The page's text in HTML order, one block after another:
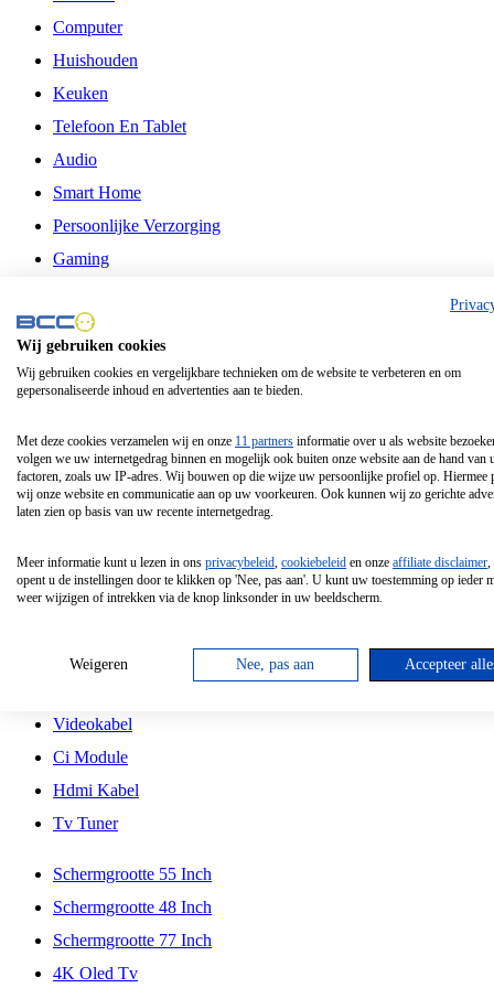
Computer
Huishouden
Keuken
Telefoon En Tablet
Audio
Smart Home
Persoonlijke Verzorging
Gaming
Philips
Schermgrootte 24 Inch
Schermgrootte 85 Inch
Schermgrootte 98 Inch
Tcl
Hd Led Tv
Antennekabel
Videokabel
Ci Module
Hdmi Kabel
Tv Tuner
Schermgrootte 55 Inch
Schermgrootte 48 Inch
Schermgrootte 77 Inch
4K Oled Tv
Wij gebruiken cookies
Wij gebruiken cookies en vergelijkbare technieken om de website te verbeteren en om
gepersonaliseerde inhoud en advertenties aan te bieden.
Met deze cookies verzamelen wij en onze 11 partners informatie over u als website
volgen we uw internetgedrag binnen en mogelijk ook buiten onze website aan de hand van
factoren, zoals uw IP-adres. Wij bouwen op die wijze uw persoonlijke profiel op. Hiermee
wij onze website en communicatie aan op uw voorkeuren. Ook kunnen wij zo gerichte
laten zien op basis van uw recente internetgedrag.
Meer informatie kunt u lezen in ons privacybeleid, cookiebeleid en onze affiliate disclaimer,
opent u de instellingen door te klikken op 'Nee, pas aan'. U kunt uw toestemming op ieder
weer wijzigen of intrekken via de knop linksonder in uw beeldscherm.
Weigeren Nee, pas aan Accepteer